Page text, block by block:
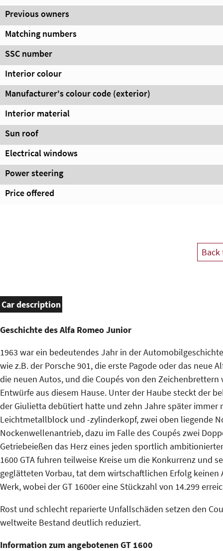
Previous owners
Matching numbers
SSC number
Interior colour
Manufacturer's colour code (exterior)
Interior material
Sun roof
Electrical windows
Power steering
Price offered
Car description
Geschichte des Alfa Romeo Junior
1963 war ein bedeutendes Jahr in der
wie z.B. der Porsche 901, die erste Pagode oder das
die neuen Autos, und die Coupés von den
Entwürfe aus diesem Hause. Unter der Haube steckt der
derGiulietta debütiert hatte und zehn Jahre später immer
Leichtmetallblock und -zylinderkopf, zwei oben liegende
Nockenwellenantrieb, dazu im Falle des Coupés zwei
Getriebeießen das Herz eines jeden sportlich
1600 GTA fuhren teilweise Kreise um die Konkurrenz und
geglätteten Vorbau, tat dem wirtschaftlichen Erfolg keinen
Werk, wobei der GT 1600er eine Stückzahl von 14.299
Rost und schlecht reparierte Unfallschäden setzen den
weltweite Bestand deutlich reduziert.
Information zum angebotenen GT 1600